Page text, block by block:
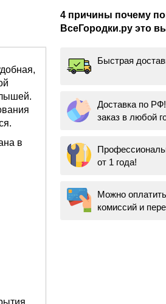
в
4 причины почему
ВсеГородки.ру это
Быстрая
Доставка по
заказ в любой
от 1 года!
Можно
комиссий и